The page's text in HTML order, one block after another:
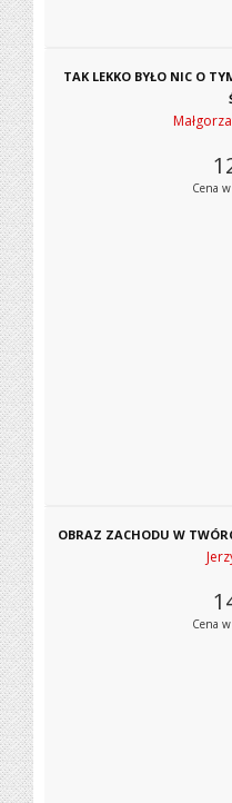
TAK LEKKO BYŁO NIC O
Cena
OBRAZ ZACHODU W
Cena